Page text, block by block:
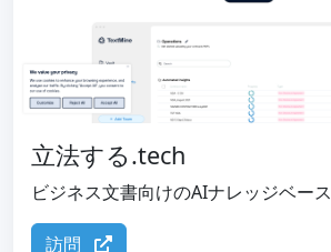
立法する.tech
ビジネス文書向けのAIナレッジベース
訪問